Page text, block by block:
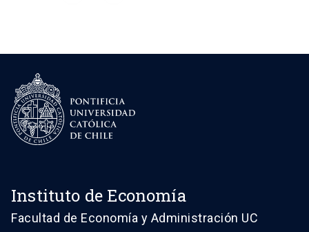
Instituto de Economía
Facultad de Economía y Administración UC